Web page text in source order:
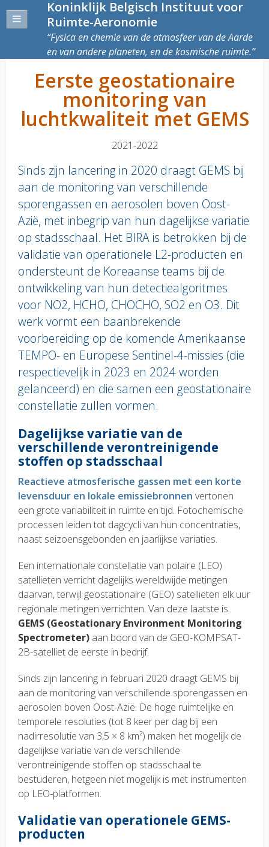
Koninklijk Belgisch Instituut voor
Ruimte-Aeronomie
Fysica en chemie van de atmosfeer van de Aarde
en van andere planeten, en de kosmische ruimte.
Eerste geostationaire
monitoring van
luchtkwaliteit met GEMS
2021-2022
Sinds zijn lancering in 2020 draagt GEMS bij
aan de monitoring van verschillende
sporengassen en aerosolen boven Oost-
Azië, met inbegrip van hun dagelijkse variatie
op stadsschaal. Het BIRA is betrokken bij de
validatie van operationele L2-producten en
ondersteunt de Koreaanse teams bij de
ontwikkeling van hun detectiealgoritmes
voor NO2, HCHO, CHOCHO, SO2 en O3. Dit
werk vormt een baanbrekende
voorbereiding op de komende Amerikaanse
TEMPO- en Europese Sentinel-4-missies (die
respectievelijk in 2023 en 2024 worden
gelanceerd) en die samen een geostationaire
constellatie zullen vormen.
Body
text
Dagelijkse variatie van de
verschillende verontreinigende
stoffen op stadsschaal
Reactieve atmosferische gassen met een korte
levensduur en lokale emissiebronnen vertonen
een grote variabiliteit in ruimte en tijd. Fotochemische
processen leiden tot dagcycli van hun concentraties,
naast seizoensgebonden en jaarlijkse variaties.
Een internationale constellatie van polaire (LEO)
satellieten verricht dagelijks wereldwijde metingen
daarvan, terwijl geostationaire (GEO) satellieten elk uur
regionale metingen verrichten. Van deze laatste is
GEMS (Geostationary Environment Monitoring
Spectrometer) aan boord van de GEO-KOMPSAT-
2B-satelliet de eerste in bedrijf.
Sinds zijn lancering in februari 2020 draagt GEMS bij
aan de monitoring van verschillende sporengassen en
aerosolen boven Oost-Azië. De hoge ruimtelijke en
temporele resoluties (tot 8 keer per dag bij een
nadirresolutie van 3,5 × 8 km²) maken het mogelijk de
dagelijkse variatie van de verschillende
verontreinigende stoffen op stadsschaal te
bestuderen, hetgeen niet mogelijk is met instrumenten
op LEO-platformen.
Validatie van operationele GEMS-
producten